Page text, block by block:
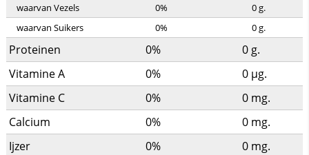
waarvan Vezels 0% 0g.
waarvan Suikers
0% 0g.
Proteinen 0% 0 g.
Vitamine A
0% 0 µg.
Vitamine C
0% 0 mg.
Calcium
0% 0 mg.
Ijzer
0% 0 mg.